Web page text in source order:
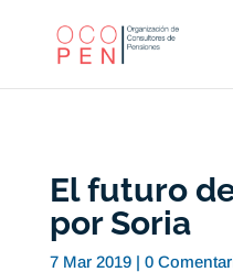
El futuro
por Soria
7 Mar 2019| 0